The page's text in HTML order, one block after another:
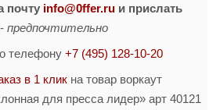
почту info@0ffer.ru и прислать
- предпочтительно
телефону +7 (495) 128-10-20
в 1 клик на товар воркаут
для пресса лидер» арт 40121